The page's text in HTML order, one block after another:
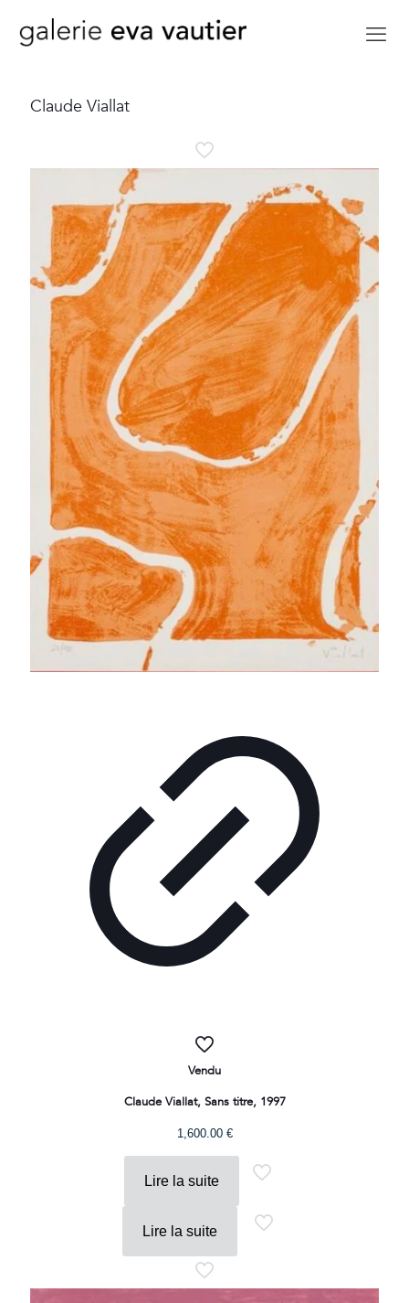
Claude Viallat
Vendu
Claude Viallat, Sans titre, 1997
1,600.00 €
Lire la suite
Lire la suite